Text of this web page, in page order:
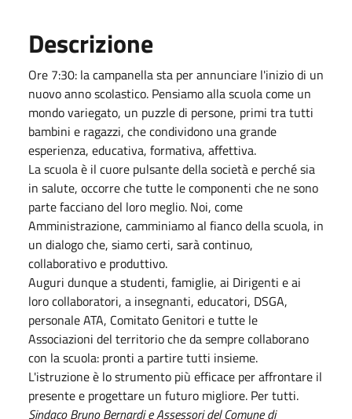
Descrizione
Ore 7:30: la campanella sta per annunciare l'inizio di un
nuovo anno scolastico. Pensiamo alla scuola come un
mondo variegato, un puzzle di persone, primi tra tutti
bambini e ragazzi, che condividono una grande
esperienza, educativa, formativa, affettiva.
La scuola è il cuore pulsante della società e perché sia
in salute, occorre che tutte le componenti che ne sono
parte facciano del loro meglio. Noi, come
Amministrazione, camminiamo al fianco della scuola, in
un dialogo che, siamo certi, sarà continuo,
collaborativo e produttivo.
Auguri dunque a studenti, famiglie, ai Dirigenti e ai
loro collaboratori, a insegnanti, educatori, DSGA,
personale ATA, Comitato Genitori e tutte le
Associazioni del territorio che da sempre collaborano
con la scuola: pronti a partire tutti insieme.
L'istruzione è lo strumento più efficace per affrontare il
presente e progettare un futuro migliore. Per tutti.
Sindaco Bruno Bernardi e Assessori del Comune di